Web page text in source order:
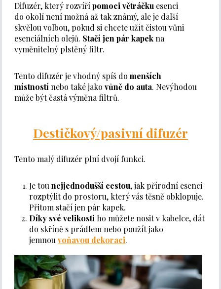
Difuzér, který rozvířípomoci větráčku esenci
do okolí není možná až tak známý, ale je další
skvělou volbou, pokud si chcete užít čistou vůni
esenciálních olejů. Stačí jen pár kapekna
vyměnitelný plstěný filtr.
Tento difuzér je vhodný spíš domenších
místností nebo také jakovůně do auta. Nevýhodou
může být častá výměna filtrů.
Destičkový/pasivní difuzér
Tento malý difuzér plní dvojí funkci.
Je tounejjednodušší cestou, jak přírodní esenci
rozptýlit do prostoru, který vás těsně obklopuje.
Přitom stačí jen pár kapek.
Díky své velikosti ho můžete nosit v kabelce, dát
do skříně s prádlem nebo použít jako
jemnouvoňavou dekoraci.